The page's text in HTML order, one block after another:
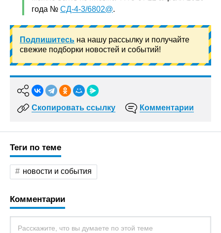
года № СД-4-3/6802@.
Подпишитесь на нашу рассылку и получайте
свежие подборки новостей и событий!
Скопировать ссылку Комментарии
Теги по теме
новости и события
Комментарии